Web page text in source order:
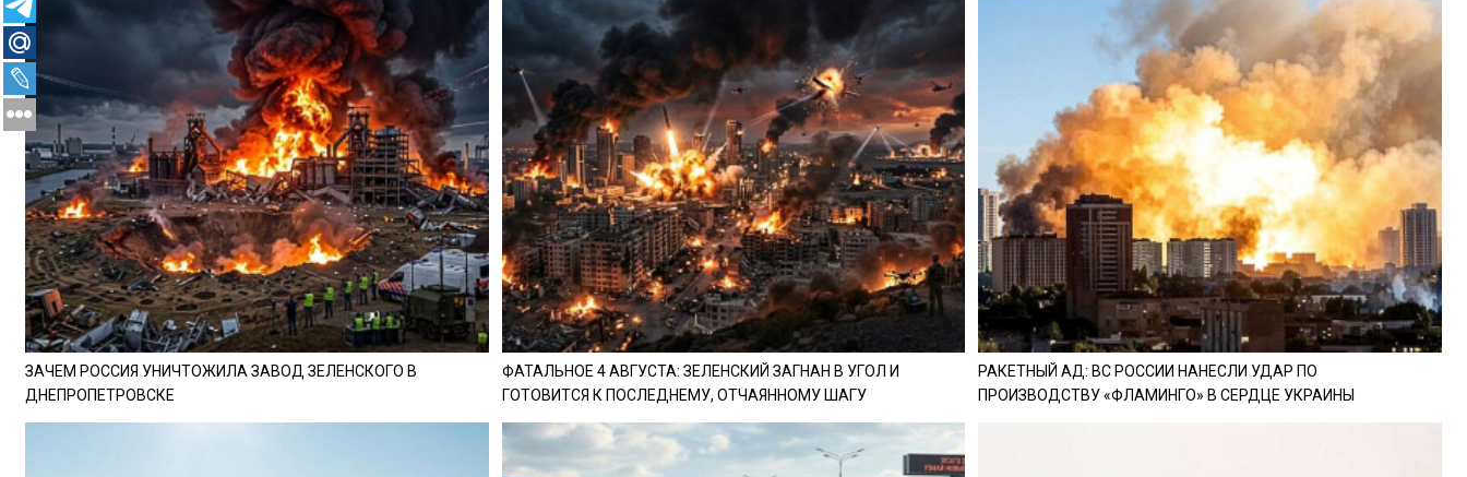
ЗАЧЕМ РОССИЯ УНИЧТОЖИЛА ЗАВОД ЗЕЛЕНСКОГО В
ДНЕПРОПЕТРОВСКЕ
ФАТАЛЬНОЕ 4 АВГУСТА: ЗЕЛЕНСКИЙ ЗАГНАН В УГОЛ И
ГОТОВИТСЯ К ПОСЛЕДНЕМУ, ОТЧАЯННОМУ ШАГУ
РАКЕТНЫЙ АД: ВС РОССИИ НАНЕСЛИ УДАР ПО
ПРОИЗВОДСТВУ «ФЛАМИНГО» В СЕРДЦЕ УКРАИНЫ